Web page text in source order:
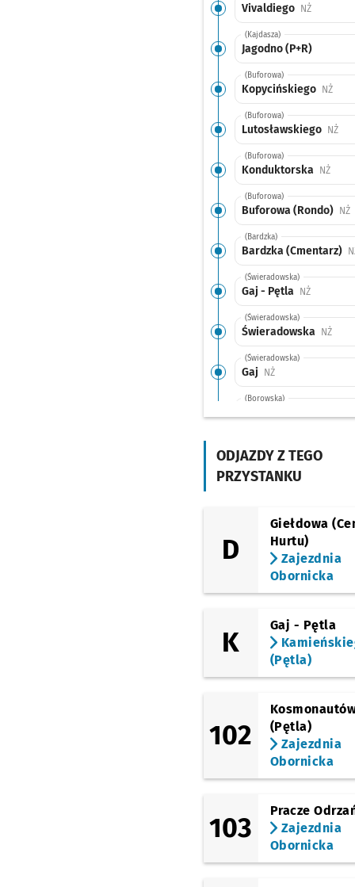
Vivaldiego NŻ
(Kajdasza)
Jagodno (P+R)
(Buforowa)
Kopycińskiego NŻ
(Buforowa)
Lutosławskiego NŻ
(Buforowa)
Konduktorska NŻ
(Buforowa)
Buforowa (Rondo) NŻ
(Bardzka)
Bardzka (Cmentarz)
(Świeradowska)
Gaj - Pętla NŻ
(Świeradowska)
Świeradowska NŻ
(Świeradowska)
Gaj NŻPrzystanek na
(Borowska)
ROD Bajki NŻPrzystanek
(Borowska)
(Borowska)
Borowska (Aquapark)
(Borowska)
Dworzec Autobusowy
(Kołłątaja)
Bastion Sakwowy
(Kazimierza Wielkiego)
(Kazimierza Wielkiego)
Świdnicka
(Kazimierza Wielkiego)
Rynek
Mosty Pomorskie NŻ
(Pomorska)
ODJAZDY Z TEGO
PRZYSTANKU
D
Giełdowa
Hurtu)
Zajezdnia
Obornicka
K
Gaj - Pętla
(Pętla)
102
(Pętla)
Zajezdnia
Obornicka
103
Pracze
Zajezdnia
Obornicka